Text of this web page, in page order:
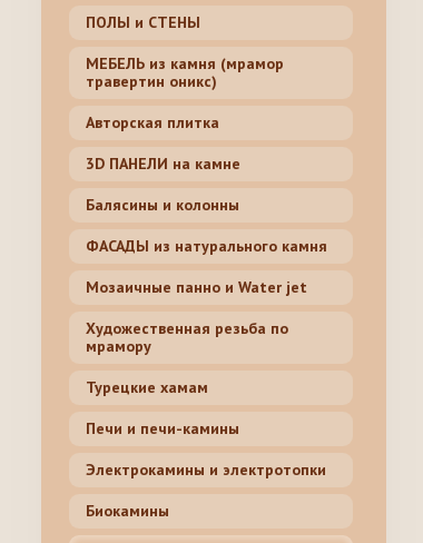
ПОЛЫ и СТЕНЫ
МЕБЕЛЬ из камня (мрамор
травертин оникс)
Авторская плитка
3D ПАНЕЛИ на камне
Балясины и колонны
ФАСАДЫ из натурального камня
Мозаичные панно и Water jet
Художественная резьба по
мрамору
Турецкие хамам
Печи и печи-камины
Электрокамины и электротопки
Биокамины